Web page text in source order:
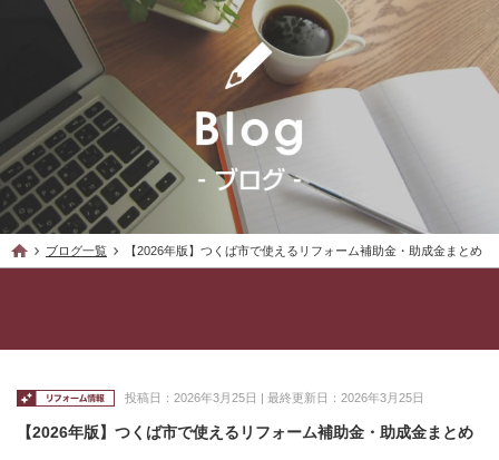
ブログ一覧 【2026年版】つくば市で使えるリフォーム補助金・助成金まとめ
投稿日：2026年3月25日 | 最終更新日：2026年3月25日
【2026年版】つくば市で使えるリフォーム補助金・助成金まとめ